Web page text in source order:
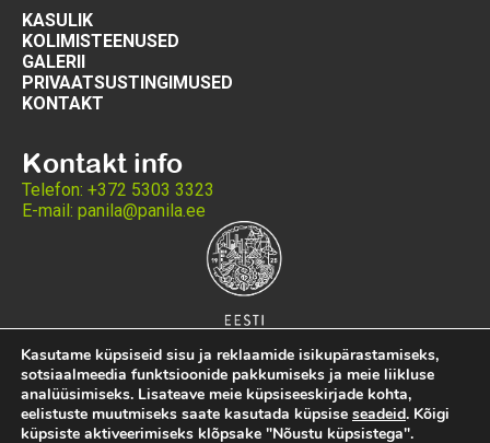
KASULIK
KOLIMISTEENUSED
GALERII
PRIVAATSUSTINGIMUSED
KONTAKT
Kontakt info
Telefon: +372 5303 3323
E-mail: panila@panila.ee
Kasutame küpsiseid sisu ja reklaamide isikupärastamiseks,
sotsiaalmeedia funktsioonide pakkumiseks ja meie liikluse
analüüsimiseks. Lisateave meie küpsiseeskirjade kohta,
eelistuste muutmiseks saate kasutada küpsise seadeid. Kõigi
küpsiste aktiveerimiseks klõpsake "Nõustu küpsistega".